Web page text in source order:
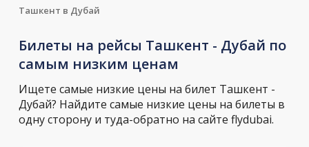
Ташкент в Дубай
Билеты на рейсы Ташкент - Дубай по
самым низким ценам
Ищете самые низкие цены на билет Ташкент -
Дубай? Найдите самые низкие цены на билеты в
одну сторону и туда-обратно на сайте flydubai.